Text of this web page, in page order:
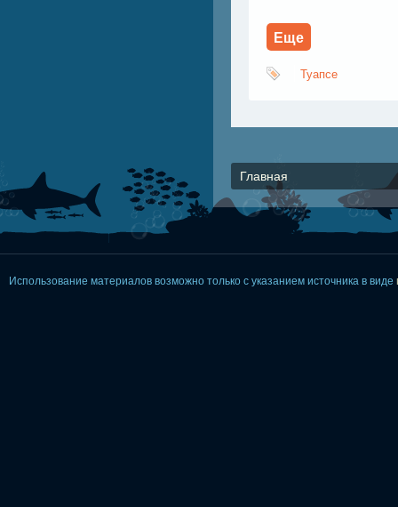
Еще
Туапсе
Главная
Использование материалов возможно только с указанием источника в виде